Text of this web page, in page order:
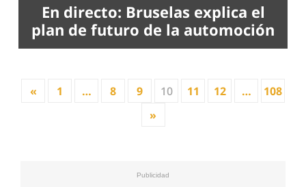
En directo: Bruselas explica el
plan de futuro de la automoción
« 1 … 8 9 10 11 12 …
108
»